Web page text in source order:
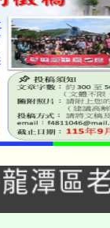
、30在
潭區
報名